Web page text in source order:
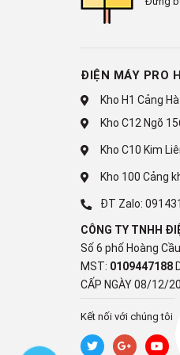
khi có sự cố mất
Tủ lạnh Hitachi
như lấy thực
Model:
Màu sắc:
Nhà sản xuất:
ĐIỆN MÁY PRO
Kho H1 Cảng
Kho C12 Ngõ
Kho C10 Kim
Kho 100 Cảng
ĐT Zalo:
CÔNG TY TNHH
Số 6 phố Hoàng
MST: 0109447188
CẤP NGÀY 08/12/
Kết nối với chúng tôi